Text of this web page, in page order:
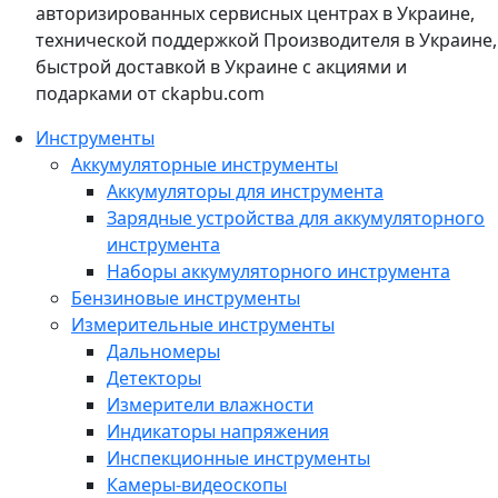
авторизированных сервисных центрах в Украине,
технической поддержкой Производителя в Украине,
быстрой доставкой в Украине с акциями и
подарками от ckapbu.com
Инструменты
Аккумуляторные инструменты
Аккумуляторы для инструмента
Зарядные устройства для аккумуляторного
инструмента
Наборы аккумуляторного инструмента
Бензиновые инструменты
Измерительные инструменты
Дальномеры
Детекторы
Измерители влажности
Индикаторы напряжения
Инспекционные инструменты
Камеры-видеоскопы